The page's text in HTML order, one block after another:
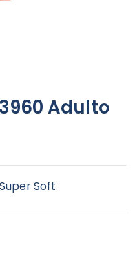
Adulto
Soft